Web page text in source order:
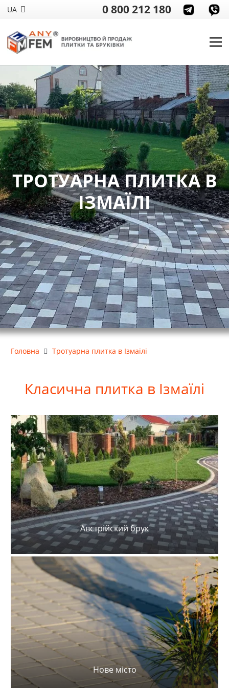
UA 0 800 212 180
ТРОТУАРНА ПЛИТКА В
ІЗМАЇЛІ
Головна Тротуарна плитка в Ізмаїлі
Класична плитка в Ізмаїлі
Австрійский брук
Нове місто